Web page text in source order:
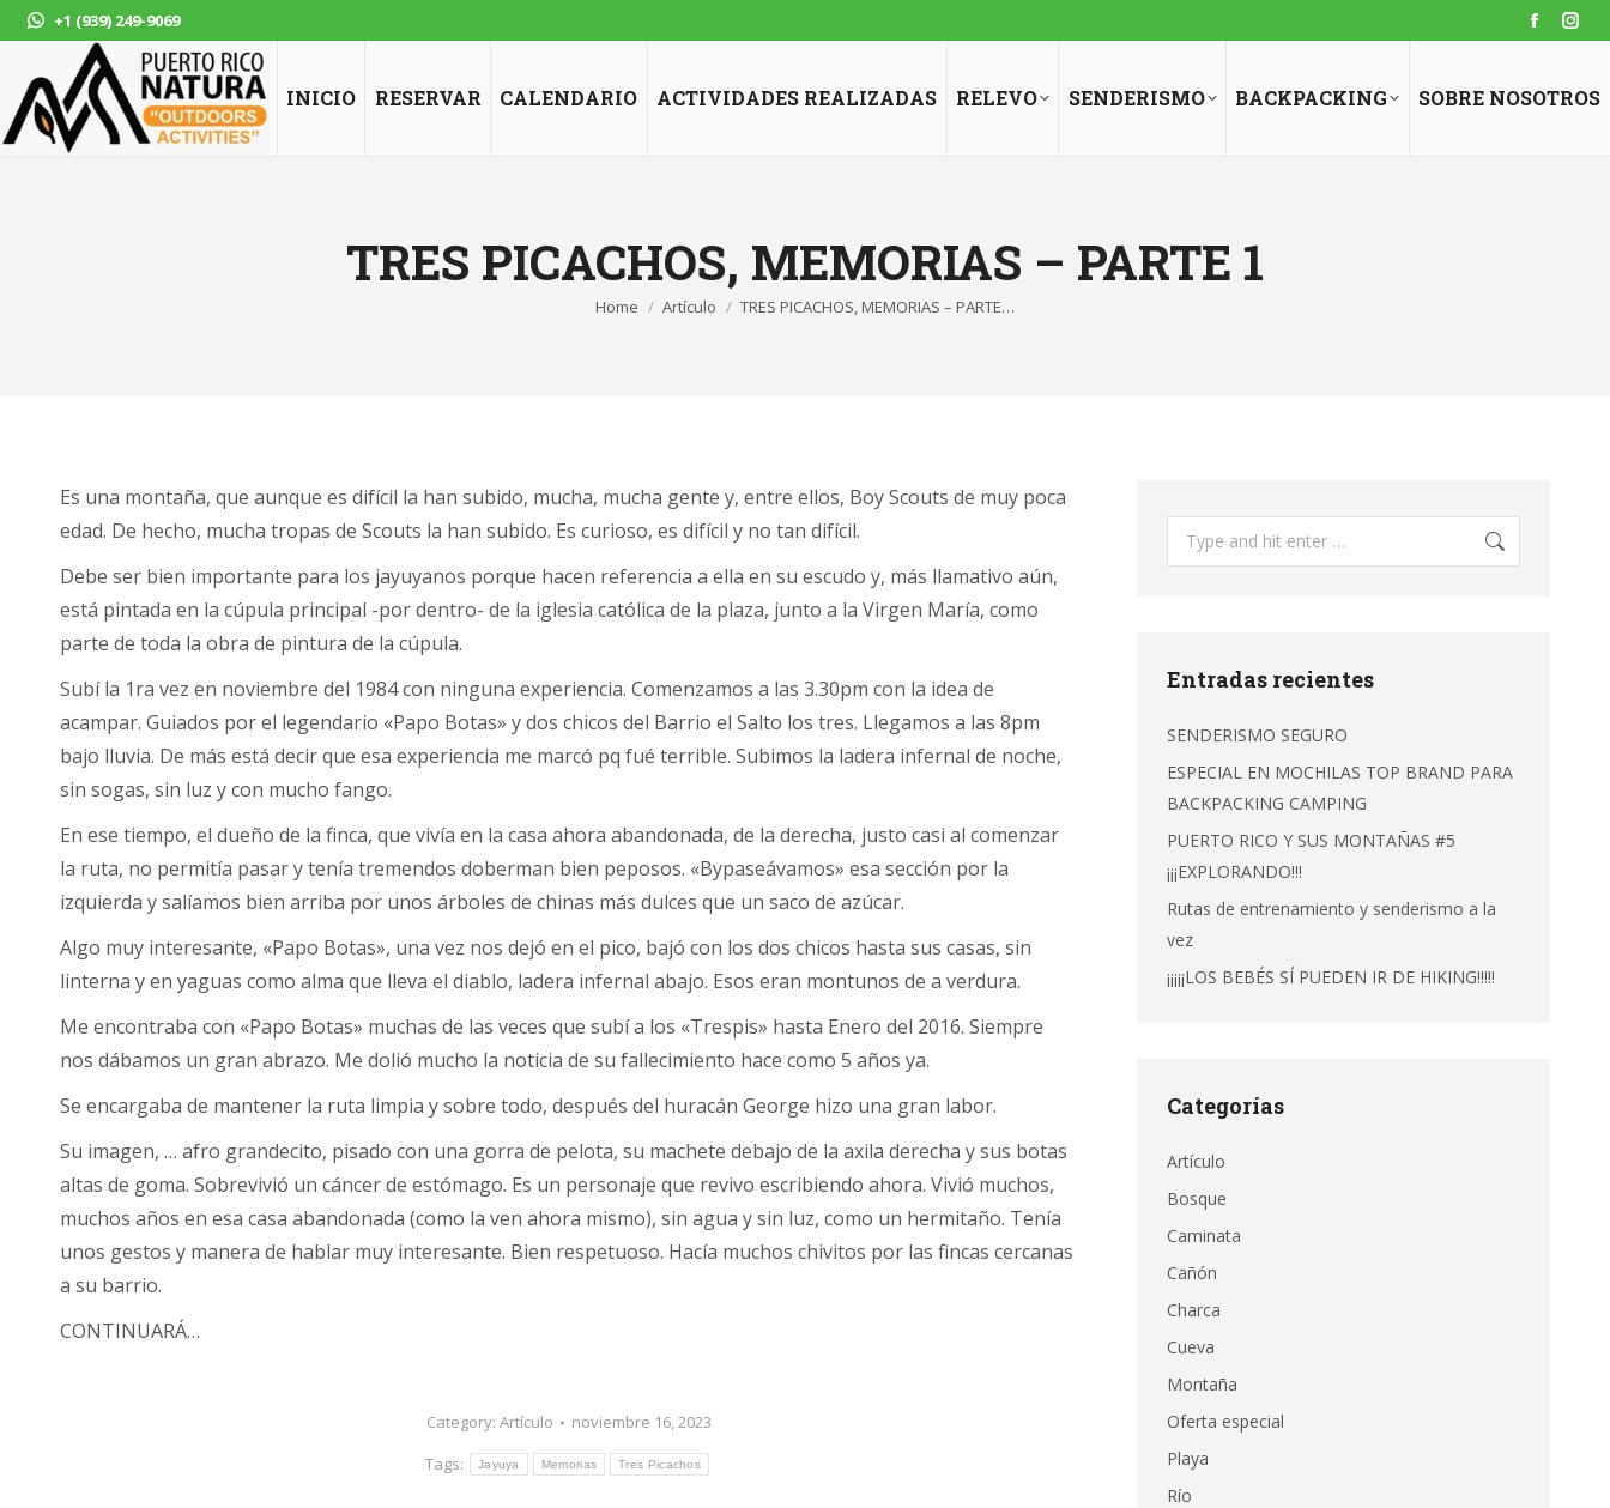
+1 (939) 249-9069
opens
INICIO RESERVAR CALENDARIO ACTIVIDADES REALIZADAS RELEVO SENDERISMO BACKPACKING SOBRE NOSOTROS
TRES PICACHOS, MEMORIAS – PARTE 1
You are here:
Home Artículo TRES PICACHOS, MEMORIAS – PARTE…
Es una montaña, que aunque es difícil la han subido, mucha, mucha gente y, entre ellos, Boy Scouts de muy poca
edad. De hecho, mucha tropas de Scouts la han subido. Es curioso, es difícil y no tan difícil.
Debe ser bien importante para los jayuyanos porque hacen referencia a ella en su escudo y, más llamativo aún,
está pintada en la cúpula principal -por dentro- de la iglesia católica de la plaza, junto a la Virgen María, como
parte de toda la obra de pintura de la cúpula.
Subí la 1ra vez en noviembre del 1984 con ninguna experiencia. Comenzamos a las 3.30pm con la idea de
acampar. Guiados por el legendario «Papo Botas» y dos chicos del Barrio el Salto los tres. Llegamos a las 8pm
bajo lluvia. De más está decir que esa experiencia me marcó pq fué terrible. Subimos la ladera infernal de noche,
sin sogas, sin luz y con mucho fango.
En ese tiempo, el dueño de la finca, que vivía en la casa ahora abandonada, de la derecha, justo casi al comenzar
la ruta, no permitía pasar y tenía tremendos doberman bien peposos. «Bypaseávamos» esa sección por la
izquierda y salíamos bien arriba por unos árboles de chinas más dulces que un saco de azúcar.
Algo muy interesante, «Papo Botas», una vez nos dejó en el pico, bajó con los dos chicos hasta sus casas, sin
linterna y en yaguas como alma que lleva el diablo, ladera infernal abajo. Esos eran montunos de a verdura.
Me encontraba con «Papo Botas» muchas de las veces que subí a los «Trespis» hasta Enero del 2016. Siempre
nos dábamos un gran abrazo. Me dolió mucho la noticia de su fallecimiento hace como 5 años ya.
Se encargaba de mantener la ruta limpia y sobre todo, después del huracán George hizo una gran labor.
Su imagen, … afro grandecito, pisado con una gorra de pelota, su machete debajo de la axila derecha y sus botas
altas de goma. Sobrevivió un cáncer de estómago. Es un personaje que revivo escribiendo ahora. Vivió muchos,
muchos años en esa casa abandonada (como la ven ahora mismo), sin agua y sin luz, como un hermitaño. Tenía
unos gestos y manera de hablar muy interesante. Bien respetuoso. Hacía muchos chivitos por las fincas cercanas
a su barrio.
CONTINUARÁ…
Category: Artículo
noviembre 16, 2023
Tags:
Jayuya Memorias Tres Picachos
Search:
Entradas recientes
SENDERISMO SEGURO
ESPECIAL EN MOCHILAS TOP BRAND PARA
BACKPACKING CAMPING
PUERTO RICO Y SUS MONTAÑAS #5
¡¡¡EXPLORANDO!!!
Rutas de entrenamiento y senderismo a la
vez
¡¡¡¡¡LOS BEBÉS SÍ PUEDEN IR DE HIKING!!!!!
Categorías
Artículo
Bosque
Caminata
Cañón
Charca
Cueva
Montaña
Oferta especial
Playa
Río